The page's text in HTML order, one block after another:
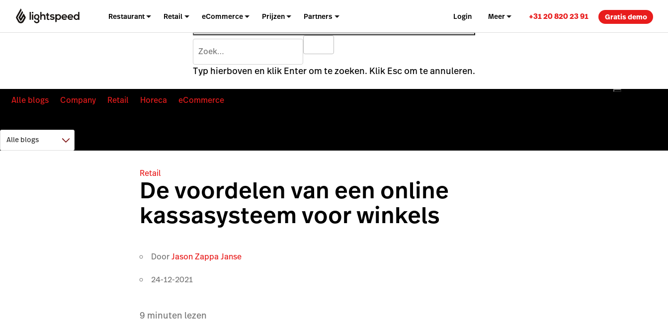
Restaurant Retail eCommerce Prijzen Partners Login Meer +31 20 820 23 91 Gratis demo
Typ hierboven en klik Enter om te zoeken. Klik Esc om te annuleren.
Alle blogs Company Retail Horeca eCommerce
Retail
De voordelen van een online
kassasysteem voor winkels
DoorJason Zappa Janse
24-12-2021
9 minuten lezen